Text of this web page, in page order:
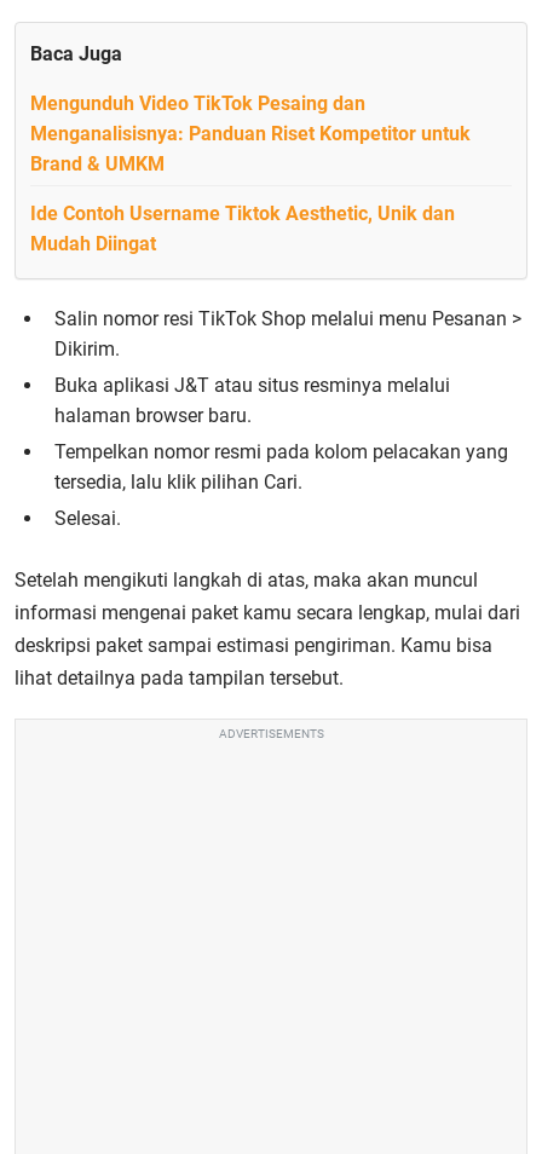
Baca Juga
Mengunduh Video TikTok Pesaing dan
Menganalisisnya: Panduan Riset Kompetitor untuk
Brand & UMKM
Ide Contoh Username Tiktok Aesthetic, Unik dan
Mudah Diingat
Salin nomor resi TikTok Shop melalui menu Pesanan >
Dikirim.
Buka aplikasi J&T atau situs resminya melalui
halaman browser baru.
Tempelkan nomor resmi pada kolom pelacakan yang
tersedia, lalu klik pilihan Cari.
Selesai.
Setelah mengikuti langkah di atas, maka akan muncul
informasi mengenai paket kamu secara lengkap, mulai dari
deskripsi paket sampai estimasi pengiriman. Kamu bisa
lihat detailnya pada tampilan tersebut.
ADVERTISEMENTS